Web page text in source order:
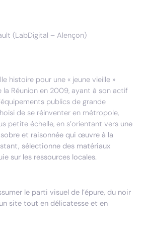
(LabDigital – Alençon)
histoire pour une « jeune vieille »
la Réunion en 2009, ayant à son actif
publics de grande
de se réinventer en métropole,
petite échelle, en s’orientant vers une
et raisonnée qui œuvre à la
sélectionne des matériaux
sur les ressources locales.
le parti visuel de l’épure, du noir
site tout en délicatesse et en